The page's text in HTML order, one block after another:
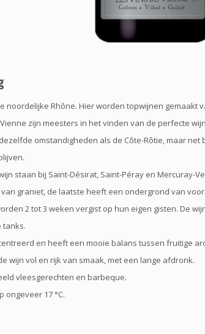
noordelijke Rhône. Hier worden topwijnen gemaakt
zijn meesters in het vinden van de perfecte
omstandigheden als de Côte-Rôtie, maar net
staan bij Saint-Désirat, Saint-Péray en Mercuray-
graniet, de laatste heeft een ondergrond van
2 tot 3 weken vergist op hun eigen gisten. De
tanks.
en heeft een mooie balans tussen fruitige
wijn vol en rijk van smaak, met een lange afdronk.
vleesgerechten en barbeque.
ongeveer 17 °C.